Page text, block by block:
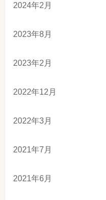
2024年2月
2023年8月
2023年2月
2022年12月
2022年3月
2021年7月
2021年6月